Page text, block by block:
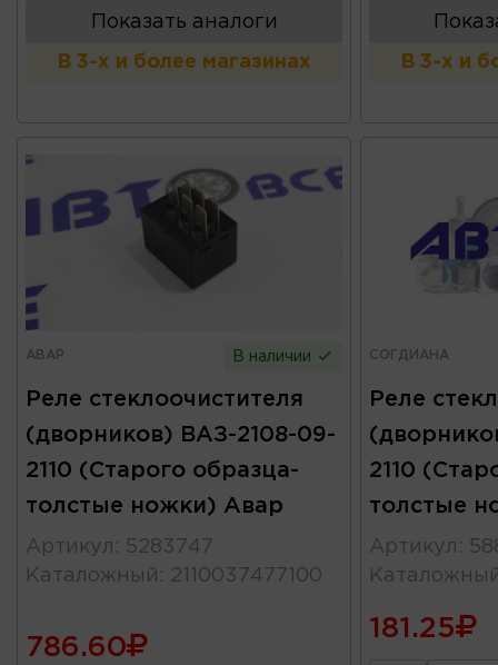
Показать аналоги
В 3-х и более магазинах В 3-х и
АВАР В наличии
Реле стеклоочистителя
(дворников) ВАЗ-2108-09-
2110 (Старого образца-
толстые ножки) Авар
Артикул : 5283747
Каталожный : 2110037477100
786.60
СОГДИАНА
Реле
2110
толстые
Артикул :
181.25